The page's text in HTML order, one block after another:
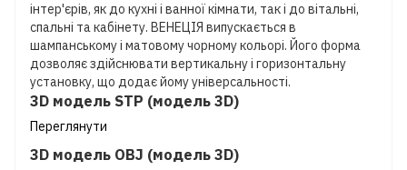
інтер'єрів, як до кухні і ванної кімнати, так і до вітальні,
спальні та кабінету. ВЕНЕЦІЯ випускається в
шампанському і матовому чорному кольорі. Його форма
дозволяє здійснювати вертикальну і горизонтальну
установку, що додає йому універсальності.
3D модель STP (модель 3D)
Переглянути
3D модель OBJ (модель 3D)